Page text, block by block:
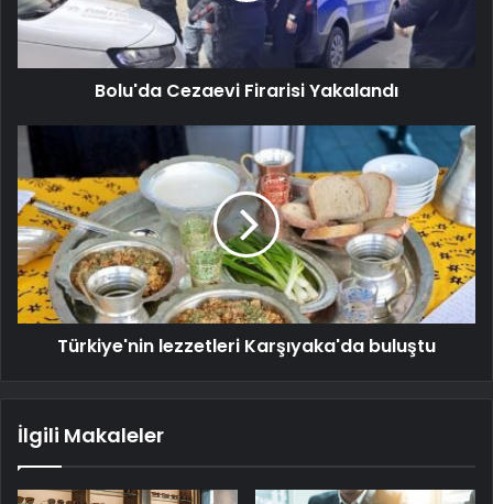
Bolu'da Cezaevi Firarisi Yakalandı
Türkiye'nin lezzetleri Karşıyaka'da buluştu
İlgili Makaleler